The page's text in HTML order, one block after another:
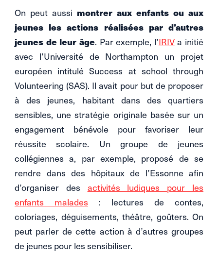
On peut aussi montrer aux enfants ou aux
jeunes les actions réalisées par d’autres
jeunes de leur âge. Par exemple, l’IRIVa initié
avec l’Université de Northampton un projet
européen intitulé Success at school through
Volunteering (SAS). Il avait pour but de proposer
à des jeunes, habitant dans des quartiers
sensibles, une stratégie originale basée sur un
engagement bénévole pour favoriser leur
réussite scolaire. Un groupe de jeunes
collégiennes a, par exemple, proposé de se
rendre dans des hôpitaux de l’Essonne afin
d’organiser des activités ludiques pour les
enfants malades : lectures de contes,
coloriages, déguisements, théâtre, goûters. On
peut parler de cette action à d’autres groupes
de jeunes pour les sensibiliser.